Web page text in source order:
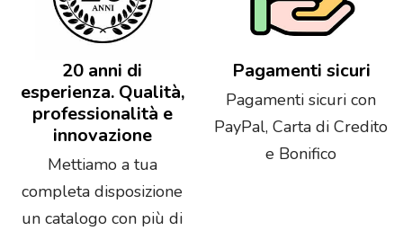
20 anni di
esperienza. Qualità,
professionalità e
innovazione
Mettiamo a tua
completa disposizione
un catalogo con più di
Pagamenti sicuri
Pagamenti sicuri con
PayPal, Carta di Credito
e Bonifico